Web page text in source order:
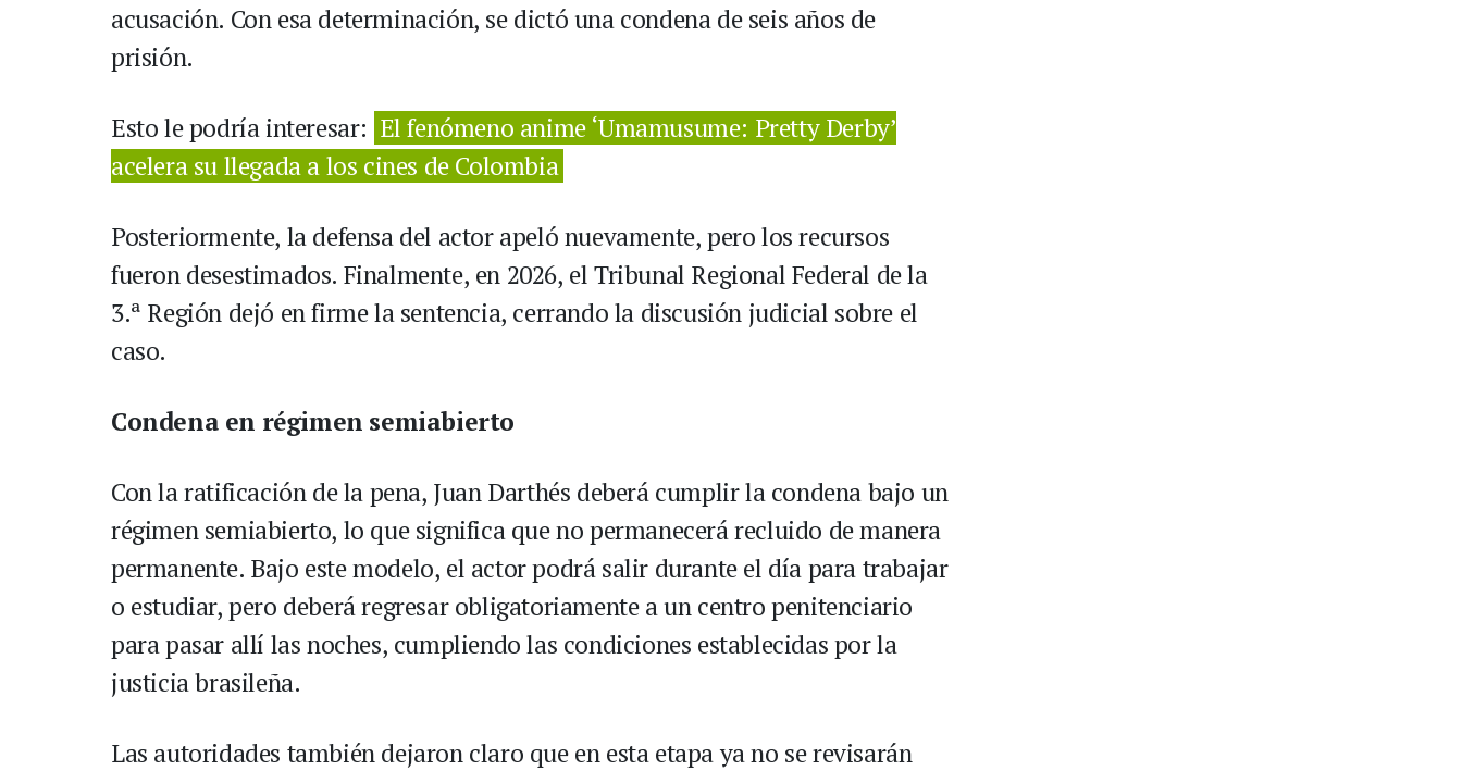
acusación. Con esa determinación, se dictó una condena de seis años de
prisión.
Esto le podría interesar: El fenómeno anime ‘Umamusume: Pretty Derby’
acelera su llegada a los cines de Colombia
Posteriormente, la defensa del actor apeló nuevamente, pero los recursos
fueron desestimados. Finalmente, en 2026, el Tribunal Regional Federal de la
3.ª Región dejó en firme la sentencia, cerrando la discusión judicial sobre el
caso.
Condena en régimen semiabierto
Con la ratificación de la pena, Juan Darthés deberá cumplir la condena bajo un
régimen semiabierto, lo que significa que no permanecerá recluido de manera
permanente. Bajo este modelo, el actor podrá salir durante el día para trabajar
o estudiar, pero deberá regresar obligatoriamente a un centro penitenciario
para pasar allí las noches, cumpliendo las condiciones establecidas por la
justicia brasileña.
Las autoridades también dejaron claro que en esta etapa ya no se revisarán